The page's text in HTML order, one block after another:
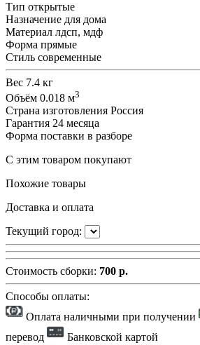
Тип открытые
Назначение для дома
Материал лдсп, мдф
Форма прямые
Стиль современные
Вес 7.4 кг
Объём 0.018 м3
Страна изготовления Россия
Гарантия 24 месяца
Форма поставки в разборе
С этим товаром покупают
Похожие товары
Доставка и оплата
Текущий город:
Стоимость сборки: 700 р.
Способы оплаты:
Оплата наличными при получении
перевод
Банковской картой